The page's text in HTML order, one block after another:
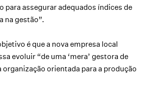
para assegurar adequados índices de
na gestão”.
é que a nova empresa local
evoluir “de uma ‘mera’ gestora de
organização orientada para a produção